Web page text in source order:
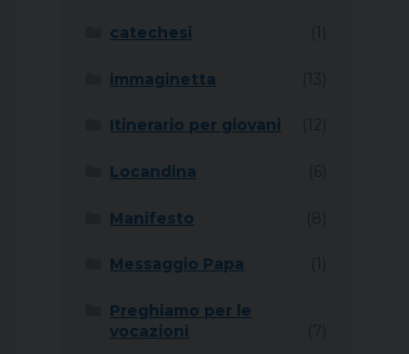
catechesi
immaginetta
Itinerario per giovani
Locandina
Manifesto
Messaggio Papa
Preghiamo per le
vocazioni